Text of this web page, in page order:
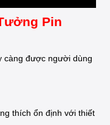
Pin
càng được người dùng
thích ổn định với thiết